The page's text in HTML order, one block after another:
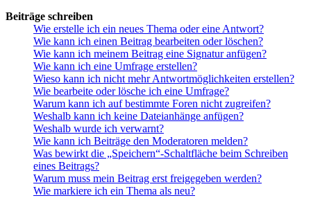
Beiträge schreiben
Wie erstelle ich ein neues Thema oder eine Antwort?
Wie kann ich einen Beitrag bearbeiten oder löschen?
Wie kann ich meinem Beitrag eine Signatur anfügen?
Wie kann ich eine Umfrage erstellen?
Wieso kann ich nicht mehr Antwortmöglichkeiten erstellen?
Wie bearbeite oder lösche ich eine Umfrage?
Warum kann ich auf bestimmte Foren nicht zugreifen?
Weshalb kann ich keine Dateianhänge anfügen?
Weshalb wurde ich verwarnt?
Wie kann ich Beiträge den Moderatoren melden?
Was bewirkt die „Speichern“-Schaltfläche beim Schreiben
eines Beitrags?
Warum muss mein Beitrag erst freigegeben werden?
Wie markiere ich ein Thema als neu?